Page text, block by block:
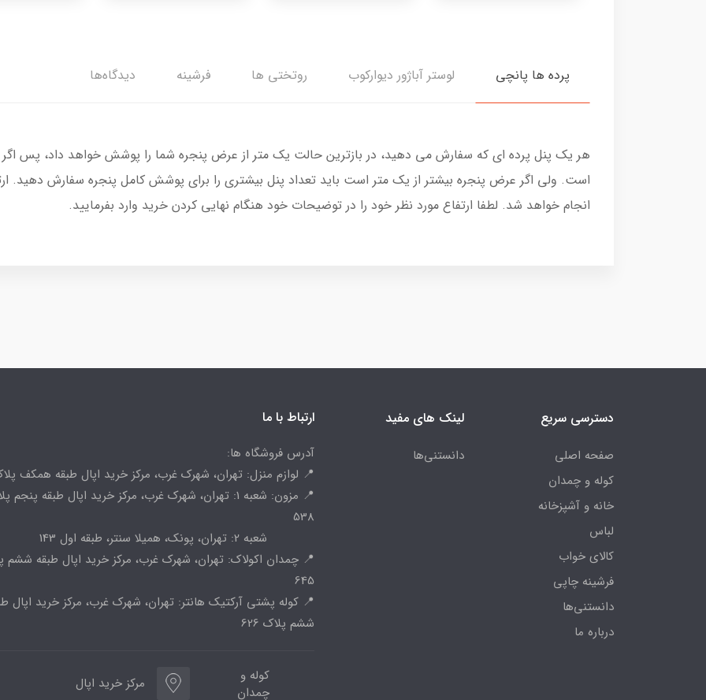
پرده ها پانچی لوستر آباژور دیوارکوب روتختی ها فرشینه دیدگاه‌ها
هر یک پنل پرده ای که سفارش می دهید، در بازترین حالت یک متر از عرض پنجره شما را پوشش خواهد داد، پس
است. ولی اگر عرض پنجره بیشتر از یک متر است باید تعداد پنل بیشتری را برای پوشش کامل پنجره سفارش دهید.
انجام خواهد شد. لطفا ارتفاع مورد نظر خود را در توضیحات خود هنگام نهایی کردن خرید وارد بفرمایید.
دسترسی سریع
صفحه اصلی
کوله و چمدان
خانه و آشپزخانه
لباس
کالای خواب
فرشینه چاپی
دانستنی‌ها
درباره ما
لینک های مفید
دانستنی‌ها
ارتباط با ما
آدرس فروشگاه ها:
📍 لوازم منزل: تهران، شهرک غرب، مرکز خرید اپال طبقه همکف پلاک
📍 مزون: شعبه 1: تهران، شهرک غرب، مرکز خرید اپال طبقه پنجم
538
شعبه 2: تهران، پونک، همیلا سنتر، طبقه اول 143
📍 چمدان اکولاک: تهران، شهرک غرب، مرکز خرید اپال طبقه ششم
645
📍 کوله پشتی آرکتیک هانتر: تهران، شهرک غرب، مرکز خرید اپال
ششم پلاک 626
کوله و
چمدان
مرکز خرید اپال